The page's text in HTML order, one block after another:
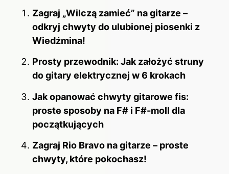
Zagraj „Wilczą zamieć” na gitarze –
odkryj chwyty do ulubionej piosenki z
Wiedźmina!
Prosty przewodnik: Jak założyć struny
do gitary elektrycznej w 6 krokach
Jak opanować chwyty gitarowe fis:
proste sposoby na F# i F#-moll dla
początkujących
Zagraj Rio Bravo na gitarze – proste
chwyty, które pokochasz!